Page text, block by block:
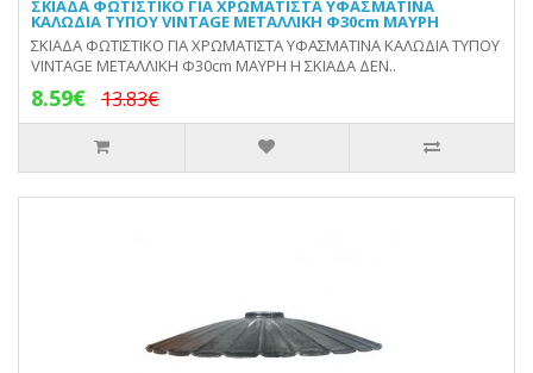
ΣΚΙΑΔΑ ΦΩΤΙΣΤΙΚΟ ΓΙΑ ΧΡΩΜΑΤΙΣΤΑ ΥΦΑΣΜΑΤΙΝΑ
ΚΑΛΩΔΙΑ ΤΥΠΟΥ VINTAGE ΜΕΤΑΛΛΙΚΗ Φ30cm ΜΑΥΡΗ
ΣΚΙΑΔΑ ΦΩΤΙΣΤΙΚΟ ΓΙΑ ΧΡΩΜΑΤΙΣΤΑ ΥΦΑΣΜΑΤΙΝΑ ΚΑΛΩΔΙΑ ΤΥΠΟΥ
VINTAGE ΜΕΤΑΛΛΙΚΗ Φ30cm ΜΑΥΡΗ Η ΣΚΙΑΔΑ ΔΕΝ..
8.59€ 13.83€